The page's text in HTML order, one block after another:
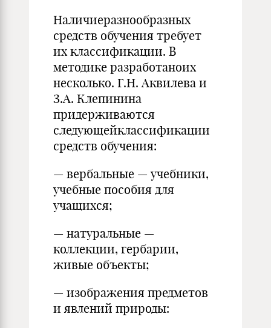
Наличиеразнообразных
средств обучения требует
их классификации. В
методике разработаноих
несколько. Г.Н. Аквилева и
З.А. Клепинина
придерживаются
следующейклассификации
средств обучения:
— вербальные — учебники,
учебные пособия для
учащихся;
— натуральные —
коллекции, гербарии,
живые объекты;
— изображения предметов
и явлений природы: